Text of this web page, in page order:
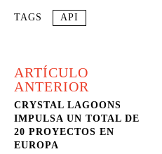
TAGS API
ARTÍCULO
ANTERIOR
CRYSTAL LAGOONS
IMPULSA UN TOTAL DE
20 PROYECTOS EN
EUROPA